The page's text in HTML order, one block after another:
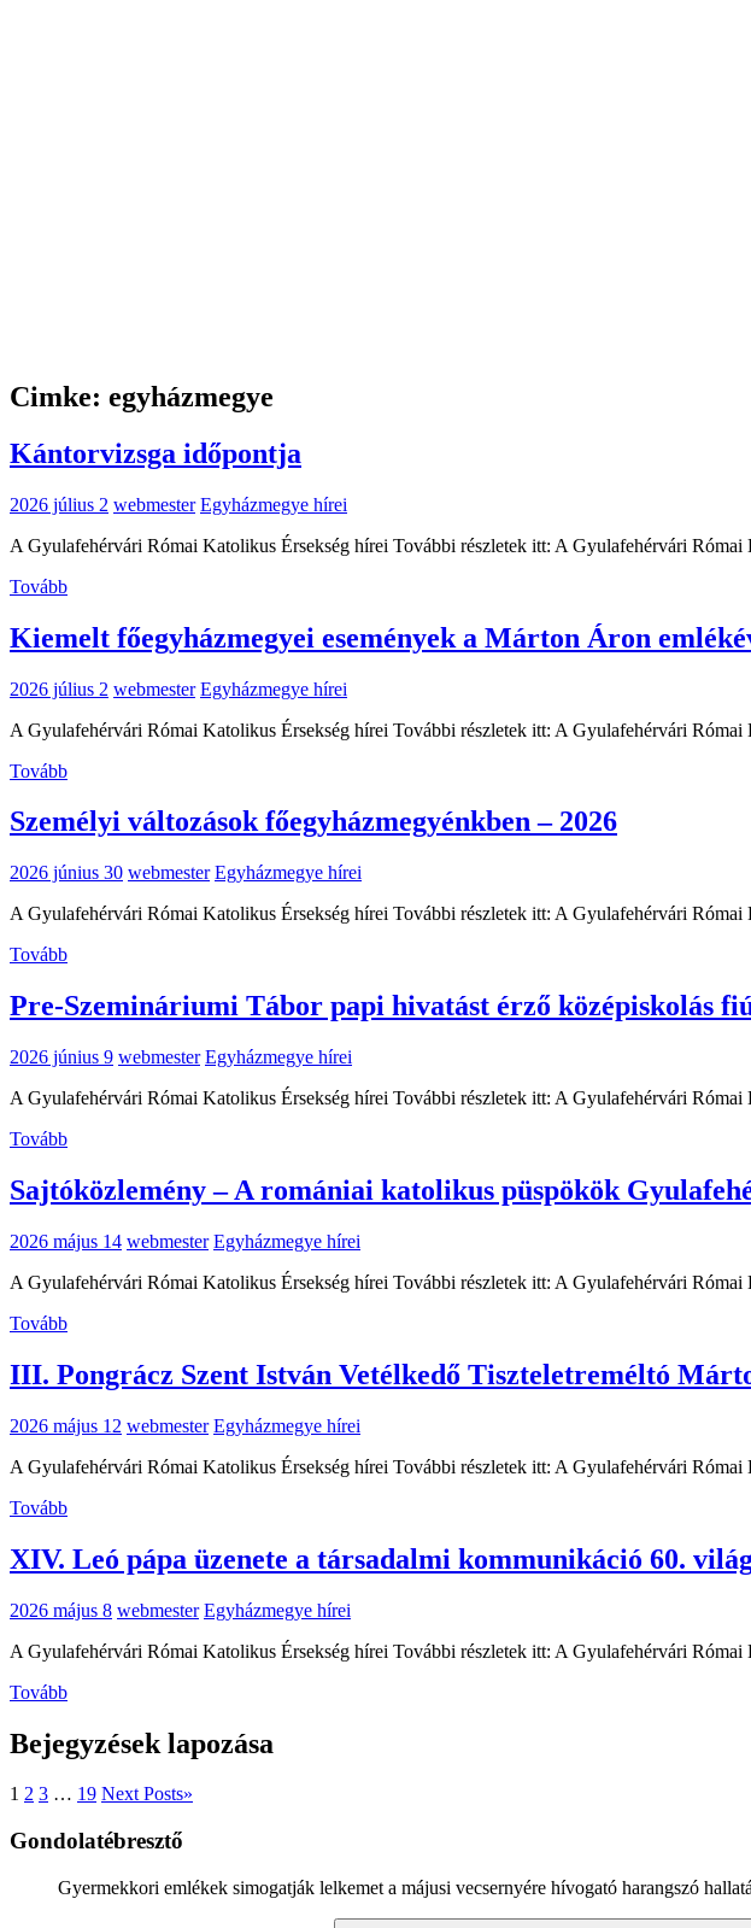
Cimke: egyházmegye
Kántorvizsga időpontja
2026 július 2 webmester Egyházmegye hírei
A Gyulafehérvári Római Katolikus Érsekség hírei További részletek itt: A Gyulafehérvári
Tovább
Kiemelt főegyházmegyei események a Márton Áron
2026 július 2 webmester Egyházmegye hírei
A Gyulafehérvári Római Katolikus Érsekség hírei További részletek itt: A Gyulafehérvári
Tovább
Személyi változások főegyházmegyénkben – 2026
2026 június 30 webmester Egyházmegye hírei
A Gyulafehérvári Római Katolikus Érsekség hírei További részletek itt: A Gyulafehérvári
Tovább
Pre-Szemináriumi Tábor papi hivatást érző középiskolás
2026 június 9 webmester Egyházmegye hírei
A Gyulafehérvári Római Katolikus Érsekség hírei További részletek itt: A Gyulafehérvári
Tovább
Sajtóközlemény – A romániai katolikus püspökök
2026 május 14 webmester Egyházmegye hírei
A Gyulafehérvári Római Katolikus Érsekség hírei További részletek itt: A Gyulafehérvári Római
Tovább
III. Pongrácz Szent István Vetélkedő Tiszteletreméltó
2026 május 12 webmester Egyházmegye hírei
A Gyulafehérvári Római Katolikus Érsekség hírei További részletek itt: A Gyulafehérvári Római
Tovább
XIV. Leó pápa üzenete a társadalmi kommunikáció 60.
2026 május 8 webmester Egyházmegye hírei
A Gyulafehérvári Római Katolikus Érsekség hírei További részletek itt: A Gyulafehérvári Római
Tovább
Bejegyzések lapozása
1 2 3 … 19 Next Posts»
Gondolatébresztő
Gyermekkori emlékek simogatják lelkemet a májusi vecsernyére hívogató harangszó